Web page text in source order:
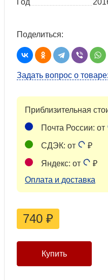
Год
Поделиться:
Задать вопрос о товаре:
Приблизительная
Почта России: от
СДЭК: от ₽
Яндекс: от
₽
Оплата и доставка
740 ₽